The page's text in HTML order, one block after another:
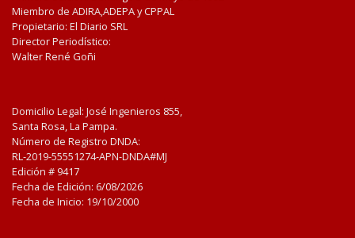
Miembro de ADIRA,ADEPA y CPPAL
Propietario: El Diario SRL
Director Periodístico:
Walter René Goñi
Domicilio Legal: José Ingenieros 855,
Santa Rosa, La Pampa.
Número de Registro DNDA:
RL-2019-55551274-APN-DNDA#MJ
Edición # 9417
Fecha de Edición: 6/08/2026
Fecha de Inicio: 19/10/2000